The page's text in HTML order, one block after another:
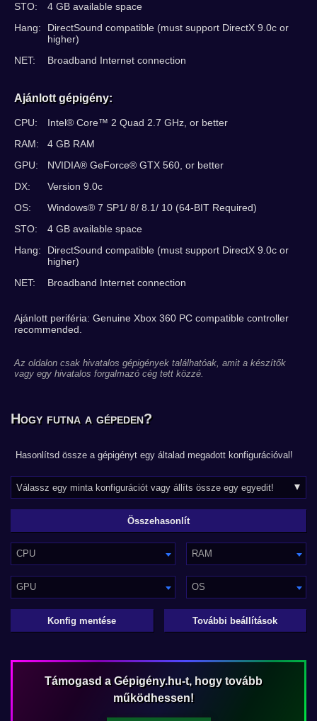
STO:
4 GB available space
Hang:
DirectSound compatible (must support DirectX 9.0c or
higher)
NET:
Broadband Internet connection
Ajánlott gépigény:
CPU:
Intel® Core™ 2 Quad 2.7 GHz, or better
RAM:
4 GB RAM
GPU:
NVIDIA® GeForce® GTX 560, or better
DX:
Version 9.0c
OS:
Windows® 7 SP1/ 8/ 8.1/ 10 (64-BIT Required)
STO:
4 GB available space
Hang:
DirectSound compatible (must support DirectX 9.0c or
higher)
NET:
Broadband Internet connection
Ajánlott periféria: Genuine Xbox 360 PC compatible controller
recommended.
Az oldalon csak hivatalos gépigények találhatóak, amit a készítők
vagy egy hivatalos forgalmazó cég tett közzé.
Hogy futna a gépeden?
Hasonlítsd össze a gépigényt egy általad megadott konfigurációval!
CPU RAM
GPU OS
Konfig mentése További beállítások
Támogasd a Gépigény.hu-t, hogy tovább
működhessen!